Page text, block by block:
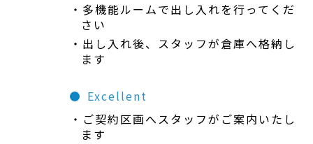
多機能ルームで出し入れを行ってくだ
さい
出し入れ後、スタッフが倉庫へ格納し
ます
Excellent
ご契約区画へスタッフがご案内いたし
ます